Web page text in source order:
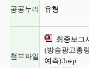
공공누리 유형
첨부파일
최종보고
(방송광고총
예측).hwp